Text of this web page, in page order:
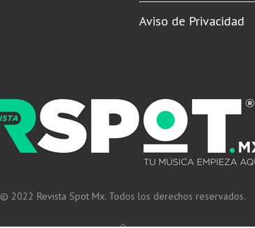
Aviso de Privacidad
© 2022 Revista Spot Mx. Todos los derechos reservados.